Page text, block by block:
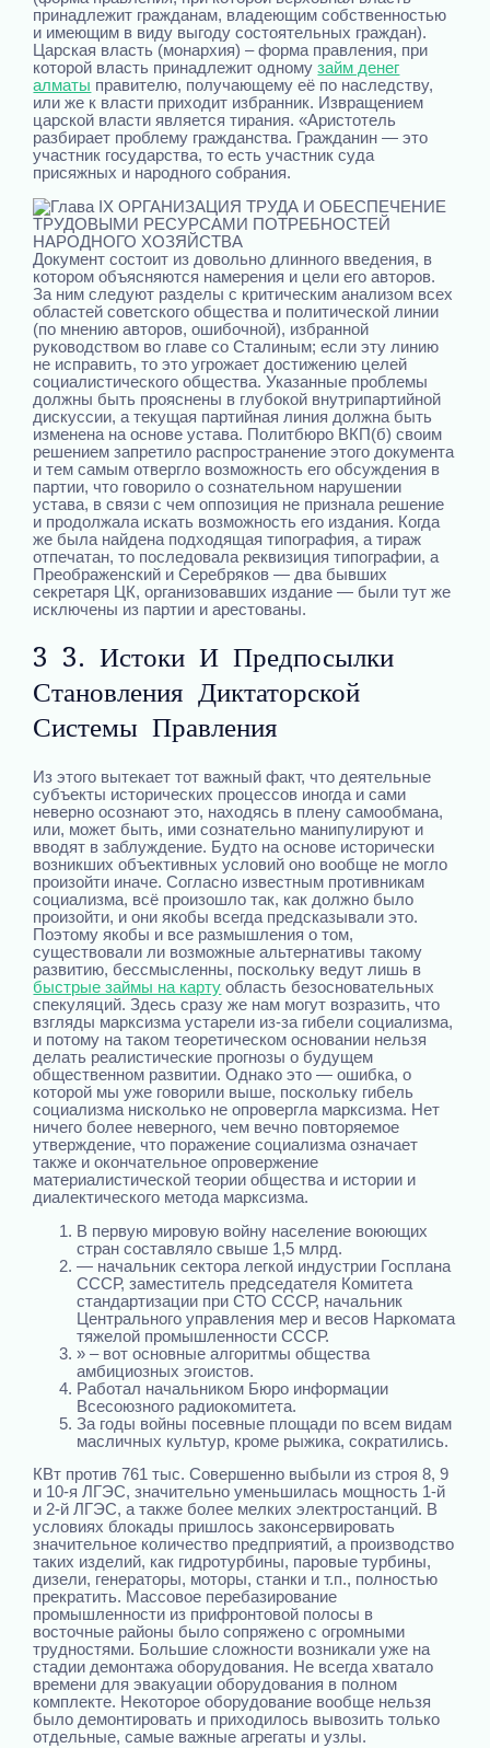
принадлежит гражданам, владеющим собственностью
и имеющим в виду выгоду состоятельных граждан).
Царская власть (монархия) – форма правления, при
которой власть принадлежит одномузайм денег
алматы правителю, получающему её по наследству,
или же к власти приходит избранник. Извращением
царской власти является тирания. «Аристотель
разбирает проблему гражданства. Гражданин — это
участник государства, то есть участник суда
присяжных и народного собрания.
Документ состоит из довольно длинного введения, в
котором объясняются намерения и цели его авторов.
За ним следуют разделы с критическим анализом всех
областей советского общества и политической линии
(по мнению авторов, ошибочной), избранной
руководством во главе со Сталиным; если эту линию
не исправить, то это угрожает достижению целей
социалистического общества. Указанные проблемы
должны быть прояснены в глубокой внутрипартийной
дискуссии, а текущая партийная линия должна быть
изменена на основе устава. Политбюро ВКП(б) своим
решением запретило распространение этого документа
и тем самым отвергло возможность его обсуждения в
партии, что говорило о сознательном нарушении
устава, в связи с чем оппозиция не признала решение
и продолжала искать возможность его издания. Когда
же была найдена подходящая типография, а тираж
отпечатан, то последовала реквизиция типографии, а
Преображенский и Серебряков — два бывших
секретаря ЦК, организовавших издание — были тут же
исключены из партии и арестованы.
3 3. Истоки И Предпосылки
Становления Диктаторской
Системы Правления
Из этого вытекает тот важный факт, что деятельные
субъекты исторических процессов иногда и сами
неверно осознают это, находясь в плену самообмана,
или, может быть, ими сознательно манипулируют и
вводят в заблуждение. Будто на основе исторически
возникших объективных условий оно вообще не могло
произойти иначе. Согласно известным противникам
социализма, всё произошло так, как должно было
произойти, и они якобы всегда предсказывали это.
Поэтому якобы и все размышления о том,
существовали ли возможные альтернативы такому
развитию, бессмысленны, поскольку ведут лишь в
быстрые займы на карту область безосновательных
спекуляций. Здесь сразу же нам могут возразить, что
взгляды марксизма устарели из-за гибели социализма,
и потому на таком теоретическом основании нельзя
делать реалистические прогнозы о будущем
общественном развитии. Однако это — ошибка, о
которой мы уже говорили выше, поскольку гибель
социализма нисколько не опровергла марксизма. Нет
ничего более неверного, чем вечно повторяемое
утверждение, что поражение социализма означает
также и окончательное опровержение
материалистической теории общества и истории и
диалектического метода марксизма.
В первую мировую войну население воюющих
стран составляло свыше 1,5 млрд.
— начальник сектора легкой индустрии Госплана
СССР, заместитель председателя Комитета
стандартизации при СТО СССР, начальник
Центрального управления мер и весов Наркомата
тяжелой промышленности СССР.
» – вот основные алгоритмы общества
амбициозных эгоистов.
Работал начальником Бюро информации
Всесоюзного радиокомитета.
За годы войны посевные площади по всем видам
масличных культур, кроме рыжика, сократились.
КВт против 761 тыс. Совершенно выбыли из строя 8, 9
и 10-я ЛГЭС, значительно уменьшилась мощность 1-й
и 2-й ЛГЭС, а также более мелких электростанций. В
условиях блокады пришлось законсервировать
значительное количество предприятий, а производство
таких изделий, как гидротурбины, паровые турбины,
дизели, генераторы, моторы, станки и т.п., полностью
прекратить. Массовое перебазирование
промышленности из прифронтовой полосы в
восточные районы было сопряжено с огромными
трудностями. Большие сложности возникали уже на
стадии демонтажа оборудования. Не всегда хватало
времени для эвакуации оборудования в полном
комплекте. Некоторое оборудование вообще нельзя
было демонтировать и приходилось вывозить только
отдельные, самые важные агрегаты и узлы.